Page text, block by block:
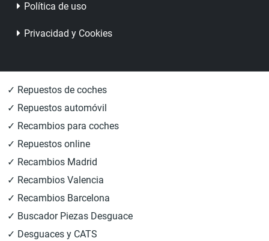
Política de uso
Privacidad y Cookies
✓ Repuestos de coches
✓ Repuestos automóvil
✓ Recambios para coches
✓ Repuestos online
✓ Recambios Madrid
✓ Recambios Valencia
✓ Recambios Barcelona
✓ Buscador Piezas Desguace
✓ Desguaces y CATS